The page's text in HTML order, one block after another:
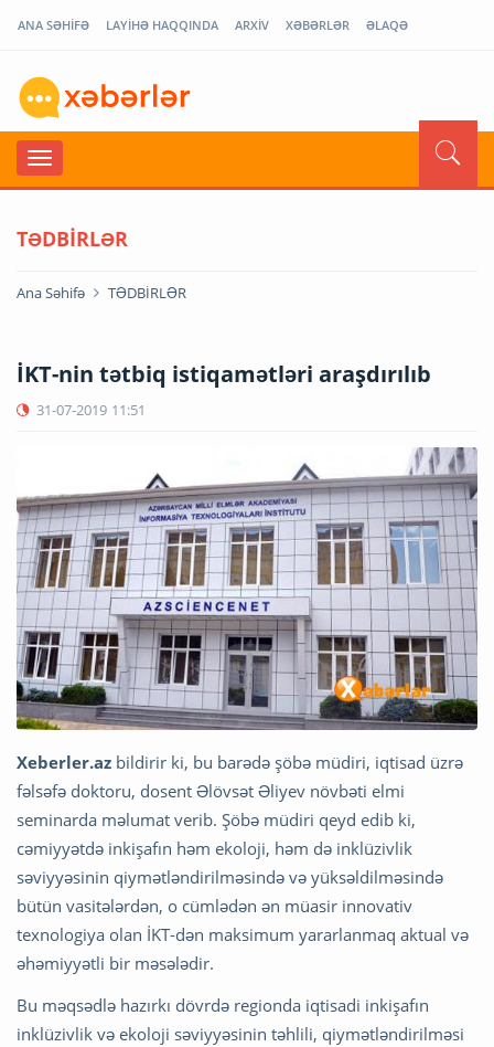
ANA SƏHİFƏ LAYİHƏ HAQQINDA ARXİV XƏBƏRLƏR ƏLAQƏ
TƏDBİRLƏR
Ana Səhifə TƏDBİRLƏR
İKT-nin tətbiq istiqamətləri araşdırılıb
31-07-2019 11:51
Xeberler.az bildirir ki, bu barədə şöbə müdiri, iqtisad üzrə
fəlsəfə doktoru, dosent Əlövsət Əliyev növbəti elmi
seminarda məlumat verib. Şöbə müdiri qeyd edib ki,
cəmiyyətdə inkişafın həm ekoloji, həm də inklüzivlik
səviyyəsinin qiymətləndirilməsində və yüksəldilməsində
bütün vasitələrdən, o cümlədən ən müasir innovativ
texnologiya olan İKT-dən maksimum yararlanmaq aktual və
əhəmiyyətli bir məsələdir.
Bu məqsədlə hazırkı dövrdə regionda iqtisadi inkişafın
inklüzivlik və ekoloji səviyyəsinin təhlili, qiymətləndirilməsi